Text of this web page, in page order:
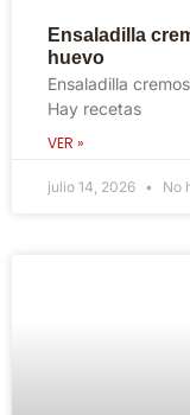
Ensaladilla
huevo
Ensaladilla
Hay recetas
VER »
julio 14, 2026 No